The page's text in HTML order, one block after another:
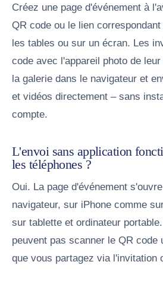
Créez une page d'événement à
QR code ou le lien
les tables ou sur un écran. Les
code avec l'appareil photo de
la galerie dans le navigateur et
et vidéos directement – sans
compte.
L'envoi sans application
les téléphones ?
Oui. La page d'événement
navigateur, sur iPhone comme
sur tablette et ordinateur
peuvent pas scanner le QR code
que vous partagez via l'invitation